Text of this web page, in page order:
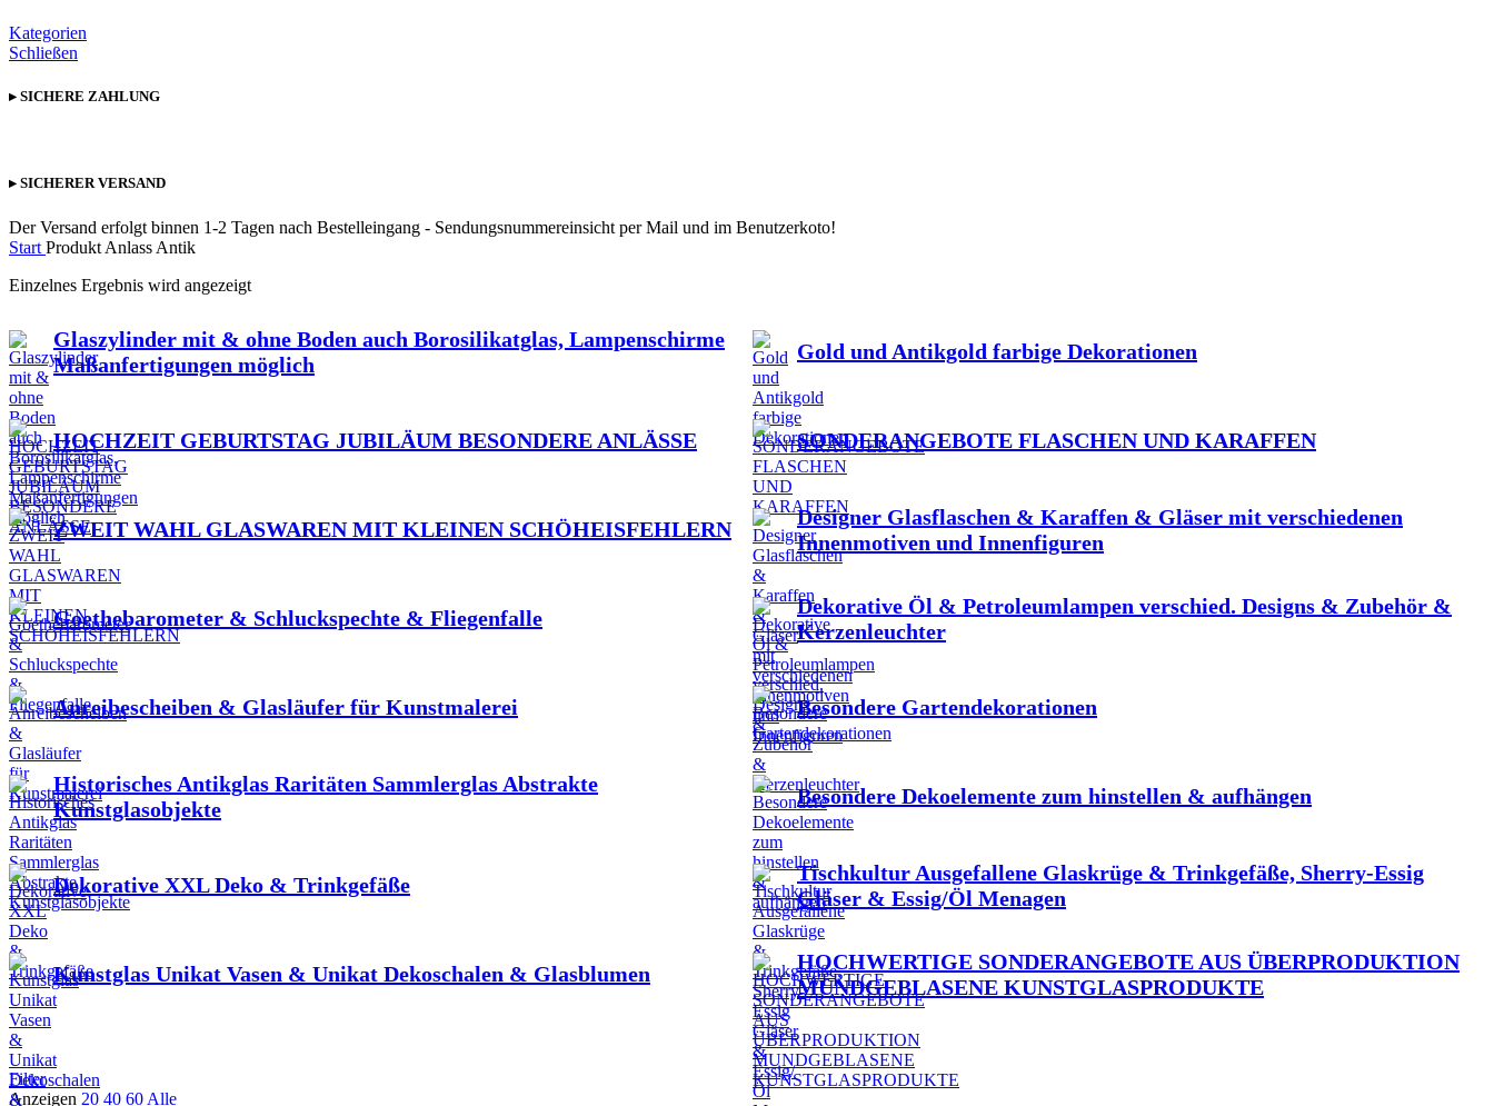
Kategorien
Schließen
▸ SICHERE ZAHLUNG
▸ SICHERER VERSAND
Der Versand erfolgt binnen 1-2 Tagen nach Bestelleingang - Sendungsnummereinsicht per Mail und im Benutzerkoto!
Start Produkt Anlass Antik
Einzelnes Ergebnis wird angezeigt
Glaszylinder mit & ohne Boden auch Borosilikatglas, Lampenschirme
Maßanfertigungen möglich
Gold und Antikgold farbige Dekorationen
HOCHZEIT GEBURTSTAG JUBILÄUM BESONDERE ANLÄSSE SONDERANGEBOTE FLASCHEN UND KARAFFEN
ZWEIT WAHL GLASWAREN MIT KLEINEN SCHÖHEISFEHLERN
Designer Glasflaschen & Karaffen & Gläser mit verschiedenen
Innenmotiven und Innenfiguren
Goethebarometer & Schluckspechte & Fliegenfalle
Dekorative Öl & Petroleumlampen verschied. Designs & Zubehör &
Kerzenleuchter
Anreibescheiben & Glasläufer für Kunstmalerei Besondere Gartendekorationen
Historisches Antikglas Raritäten Sammlerglas Abstrakte
Kunstglasobjekte
Besondere Dekoelemente zum hinstellen & aufhängen
Dekorative XXL Deko & Trinkgefäße
Tischkultur Ausgefallene Glaskrüge & Trinkgefäße, Sherry-Essig
Gläser & Essig/Öl Menagen
Kunstglas Unikat Vasen & Unikat Dekoschalen & Glasblumen
HOCHWERTIGE SONDERANGEBOTE AUS ÜBERPRODUKTION
MUNDGEBLASENE KUNSTGLASPRODUKTE
Filter
Anzeigen 20 40 60 Alle